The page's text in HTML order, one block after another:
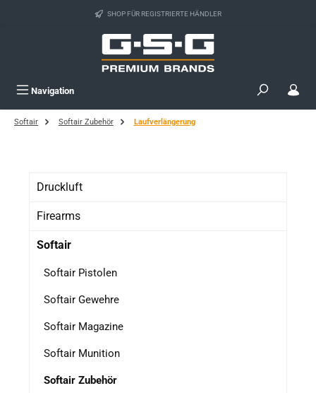
Zum Hauptinhalt springen SHOP FÜR REGISTRIERTE HÄNDLER
Navigation
Softair Softair Zubehör Laufverlängerung
Druckluft
Firearms
Softair
Softair Pistolen
Softair Gewehre
Softair Magazine
Softair Munition
Softair Zubehör